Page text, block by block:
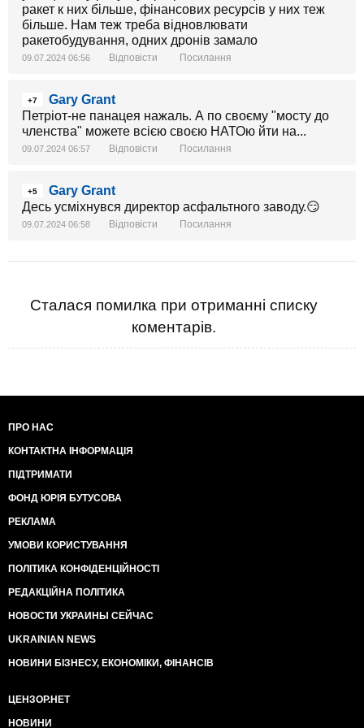
ракет к них більше, фінансових ресурсів у них теж
більше. Нам теж треба відновлювати
ракетобудування, одних дронів замало
09.07.2024 06:56 Відповісти Посилання
+7
Gary Grant
Петріот-не панацея нажаль. А по своєму "мосту до
членства" можете всією своєю НАТОю йти на...
09.07.2024 06:57 Відповісти Посилання
+5
Gary Grant
Десь усміхнувся директор асфальтного заводу.😏
09.07.2024 06:58 Відповісти Посилання
Сталася помилка при отриманні списку
коментарів.
ПРО НАС
КОНТАКТНА ІНФОРМАЦІЯ
ПІДТРИМАТИ
ФОНД ЮРІЯ БУТУСОВА
РЕКЛАМА
УМОВИ КОРИСТУВАННЯ
ПОЛІТИКА КОНФІДЕНЦІЙНОСТІ
РЕДАКЦІЙНА ПОЛІТИКА
НОВОСТИ УКРАИНЫ СЕЙЧАС
UKRAINIAN NEWS
НОВИНИ БІЗНЕСУ, ЕКОНОМІКИ, ФІНАНСІВ
ЦЕНЗОР.НЕТ
НОВИНИ